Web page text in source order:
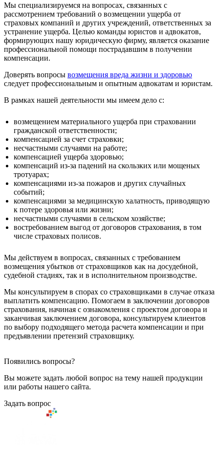
Мы специализируемся на вопросах, связанных с
рассмотрением требований о возмещении ущерба от
страховых компаний и других учреждений, ответственных за
устранение ущерба. Целью команды юристов и адвокатов,
формирующих нашу юридическую фирму, является оказание
профессиональной помощи пострадавшим в получении
компенсации.
Доверять вопросы возмещения вреда жизни и здоровью
следует профессиональным и опытным адвокатам и юристам.
В рамках нашей деятельности мы имеем дело с:
возмещением материального ущерба при страховании
гражданской ответственности;
компенсацией за счет страховки;
несчастными случаями на работе;
компенсацией ущерба здоровью;
компенсаций из-за падений на скользких или мощеных
тротуарах;
компенсациями из-за пожаров и других случайных
событий;
компенсациями за медицинскую халатность, приводящую
к потере здоровья или жизни;
несчастными случаями в сельском хозяйстве;
востребованием выгод от договоров страхования, в том
числе страховых полисов.
Мы действуем в вопросах, связанных с требованием
возмещения убытков от страховщиков как на досудебной,
судебной стадиях, так и в исполнительном производстве.
Мы консультируем в спорах со страховщиками в случае отказа
выплатить компенсацию. Помогаем в заключении договоров
страхования, начиная с ознакомления с проектом договора и
заканчивая заключением договора, консультируем клиентов
по выбору подходящего метода расчета компенсации и при
предъявлении претензий страховщику.
Появились вопросы?
Вы можете задать любой вопрос на тему нашей продукции
или работы нашего сайта.
Задать вопрос